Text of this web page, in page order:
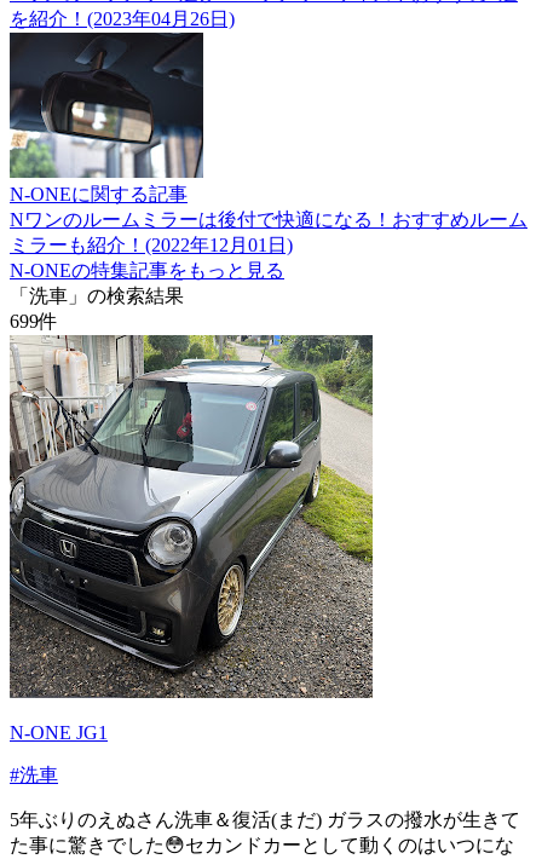
を紹介！(2023年04月26日)
N-ONEに関する記事
Nワンのルームミラーは後付で快適になる！おすすめルーム
ミラーも紹介！(2022年12月01日)
N-ONEの特集記事をもっと見る
「洗車」の検索結果
699件
N-ONE JG1
#洗車
5年ぶりのえぬさん洗車＆復活(まだ) ガラスの撥水が生きて
た事に驚きでした😳セカンドカーとして動くのはいつにな